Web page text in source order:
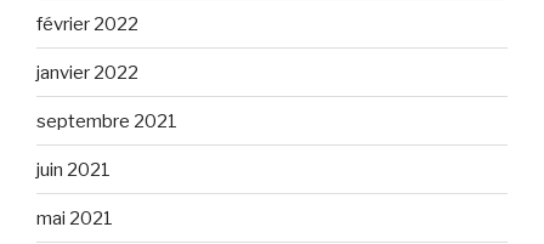
février 2022
janvier 2022
septembre 2021
juin 2021
mai 2021